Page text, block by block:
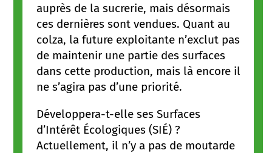
auprès de la sucrerie, mais désormais
ces dernières sont vendues. Quant au
colza, la future exploitante n’exclut pas
de maintenir une partie des surfaces
dans cette production, mais là encore il
ne s’agira pas d’une priorité.
Développera-t-elle ses Surfaces
d’Intérêt Écologiques (SIÉ) ?
Actuellement, il n’y a pas de moutarde